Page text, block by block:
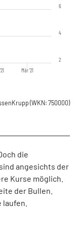
Mär '21
2
4
6
(WKN: 750000)
die
angesichts der
Kurse möglich.
der Bullen.